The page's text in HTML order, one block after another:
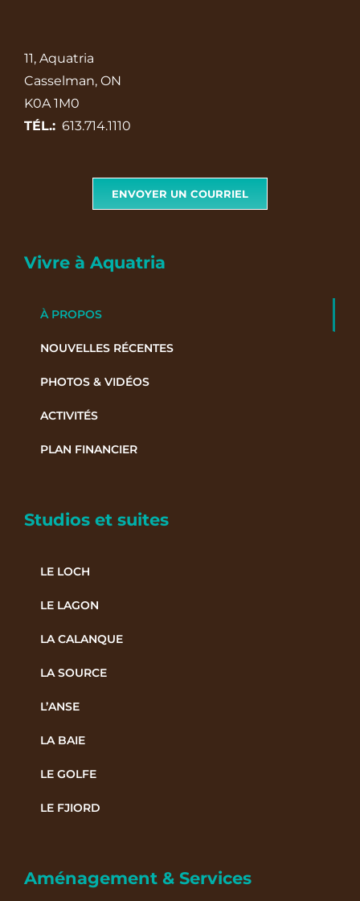
11, Aquatria
Casselman, ON
K0A 1M0
TÉL.: 613.714.1110
ENVOYER UN COURRIEL
Vivre à Aquatria
À PROPOS
NOUVELLES RÉCENTES
PHOTOS & VIDÉOS
ACTIVITÉS
PLAN FINANCIER
Studios et suites
LE LOCH
LE LAGON
LA CALANQUE
LA SOURCE
L’ANSE
LA BAIE
LE GOLFE
LE FJIORD
Aménagement & Services